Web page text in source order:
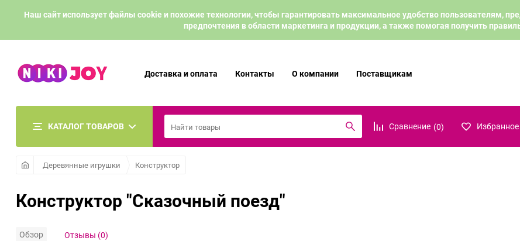
Наш сайт использует файлы cookie и похожие технологии, чтобы гарантировать максимальное удобство пользователям,
предпочтения в области маркетинга и продукции, а также помогая получить
Доставка и оплата Контакты О компании Поставщикам
КАТАЛОГ ТОВАРОВ Сравнение (0) Избранное
Деревянные игрушки Конструктор
Конструктор "Сказочный поезд"
Обзор Отзывы (0)